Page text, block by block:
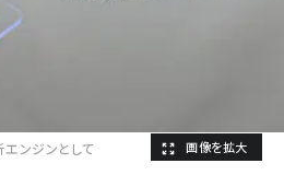
エンジンとして